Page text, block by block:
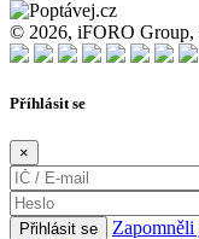
© 2026, iFORO Group,
Příhlásit se
×
Přihlásit se
Zapomněli